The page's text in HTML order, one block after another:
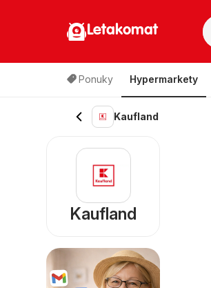
Letakomat
Ponuky Hypermarkety
Kaufland
Kaufland